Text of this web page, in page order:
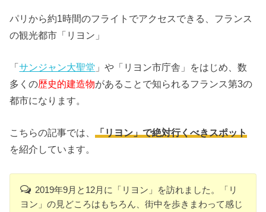
パリから約1時間のフライトでアクセスできる、フランス
の観光都市「リヨン」
「サンジャン大聖堂 」や「リヨン市庁舎」をはじめ、数
多くの歴史的建造物があることで知られるフランス第3の
都市になります。
こちらの記事では、「リヨン」で絶対行くべきスポット
を紹介しています。
2019年9月と12月に「リヨン」を訪れました。「リ
ヨン」の見どころはもちろん、街中を歩きまわって感じ